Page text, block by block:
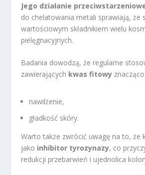
Jego działanie
do chelatowania metali sprawiają, że
wartościowym składnikiem wielu
pielęgnacyjnych.
Badania dowodzą, że regularne
zawierających kwas fitowy
nawilżenie,
gładkość skóry.
Warto także zwrócić uwagę na to, że
jako inhibitor tyrozynazy, co
redukcji przebarwień i ujednolica